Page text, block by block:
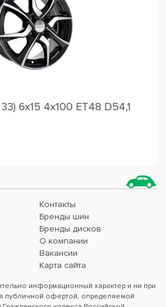
6x15 4x100 ET48 D54,1
Контакты
Бренды шин
Бренды дисков
О компании
Вакансии
Карта сайта
информационный характер и ни при
публичной офертой, определяемой